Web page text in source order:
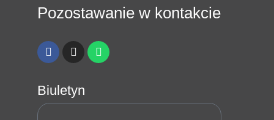
Pozostawanie w kontakcie
Biuletyn